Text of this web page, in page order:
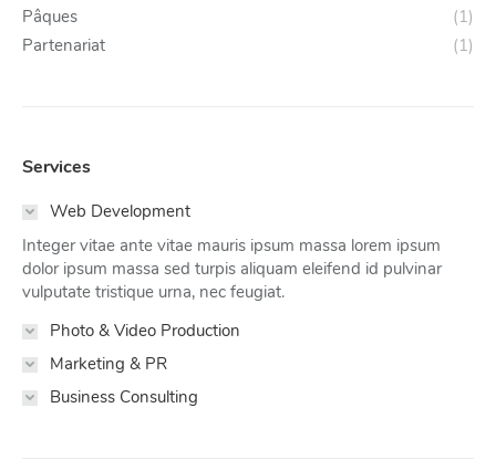
Pâques
(1)
Partenariat
(1)
Services
Web Development
Integer vitae ante vitae mauris ipsum massa lorem ipsum
dolor ipsum massa sed turpis aliquam eleifend id pulvinar
vulputate tristique urna, nec feugiat.
Photo & Video Production
Marketing & PR
Business Consulting